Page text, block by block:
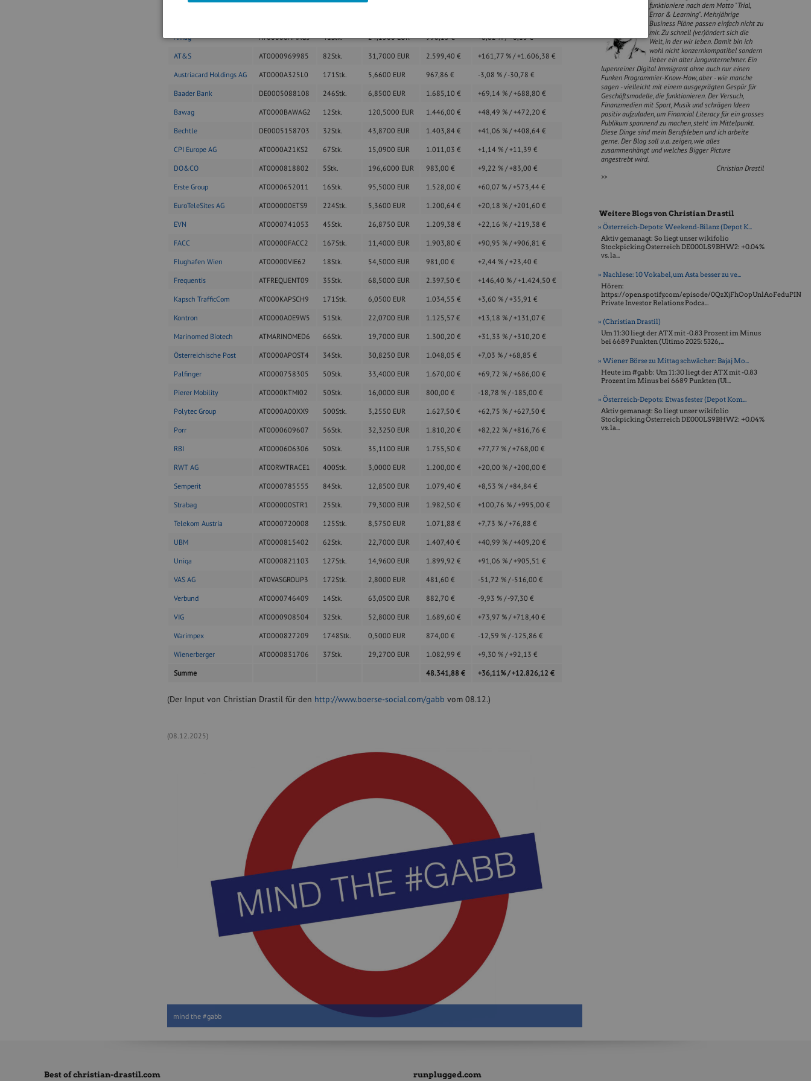
Summe 48.341,88 € +36,11%/+12.826,12 €
Amag AT00000AMAG3 41Stk. 24,1500EUR 990,15€ +0,62%/+6,15€
AT&S AT0000969985 82Stk. 31,7000 EUR 2.599,40 € +161,77 %/+1.606,38 €
Austriacard Holdings AG AT0000A325L0 171 Stk. 5,6600 EUR 967,86 € -3,08 %/-30,78 €
Baader Bank DE0005088108 246Stk. 6,8500 EUR 1.685,10 € +69,14 %/+688,80 €
Bawag AT0000BAWAG2 12Stk. 120,5000 EUR 1.446,00 € +48,49 %/+472,20 €
Bechtle DE0005158703 32Stk. 43,8700 EUR 1.403,84 € +41,06 %/+408,64 €
CPI Europe AG AT0000A21KS2 67Stk. 15,0900 EUR 1.011,03 € +1,14 %/+11,39 €
DO&CO AT0000818802 5Stk. 196,6000 EUR 983,00 € +9,22 %/+83,00 €
Erste Group AT0000652011 16Stk. 95,5000 EUR 1.528,00 € +60,07 %/+573,44 €
EuroTeleSites AG AT000000ETS9 224Stk. 5,3600 EUR 1.200,64 € +20,18 %/+201,60 €
EVN AT0000741053 45Stk. 26,8750 EUR 1.209,38 € +22,16 %/+219,38 €
FACC AT00000FACC2 167Stk. 11,4000 EUR 1.903,80 € +90,95 %/+906,81 €
Flughafen Wien AT00000VIE62 18Stk. 54,5000 EUR 981,00 € +2,44 %/+23,40 €
Frequentis ATFREQUENT09 35Stk. 68,5000 EUR 2.397,50 € +146,40 %/+1.424,50 €
Kapsch TrafficCom AT000KAPSCH9 171 Stk. 6,0500 EUR 1.034,55 € +3,60 %/+35,91 €
Kontron AT0000A0E9W5 51 Stk. 22,0700 EUR 1.125,57 € +13,18 %/+131,07 €
Marinomed Biotech ATMARINOMED6 66Stk. 19,7000 EUR 1.300,20 € +31,33 %/+310,20 €
Österreichische Post AT0000APOST4 34Stk. 30,8250 EUR 1.048,05 € +7,03 %/+68,85 €
Palfinger AT0000758305 50Stk. 33,4000 EUR 1.670,00 € +69,72 %/+686,00 €
Pierer Mobility AT0000KTMI02 50Stk. 16,0000 EUR 800,00 € -18,78 %/-185,00 €
Polytec Group AT0000A00XX9 500Stk. 3,2550 EUR 1.627,50 € +62,75 %/+627,50 €
Porr AT0000609607 56Stk. 32,3250 EUR 1.810,20 € +82,22 %/+816,76 €
RBI AT0000606306 50Stk. 35,1100 EUR 1.755,50 € +77,77 %/+768,00 €
RWT AG AT00RWTRACE1 400Stk. 3,0000 EUR 1.200,00 € +20,00 %/+200,00 €
Semperit AT0000785555 84Stk. 12,8500 EUR 1.079,40 € +8,53 %/+84,84 €
Strabag AT000000STR1 25Stk. 79,3000 EUR 1.982,50 € +100,76 %/+995,00 €
Telekom Austria AT0000720008 125Stk. 8,5750 EUR 1.071,88 € +7,73 %/+76,88 €
UBM AT0000815402 62Stk. 22,7000 EUR 1.407,40 € +40,99 %/+409,20 €
Uniqa AT0000821103 127Stk. 14,9600 EUR 1.899,92 € +91,06 %/+905,51 €
VAS AG AT0VASGROUP3 172Stk. 2,8000 EUR 481,60 € -51,72 %/-516,00 €
Verbund AT0000746409 14Stk. 63,0500 EUR 882,70 € -9,93 %/-97,30 €
VIG AT0000908504 32Stk. 52,8000 EUR 1.689,60 € +73,97 %/+718,40 €
Warimpex AT0000827209 1748Stk. 0,5000 EUR 874,00 € -12,59 %/-125,86 €
Wienerberger AT0000831706 37Stk. 29,2700 EUR 1.082,99 € +9,30 %/+92,13 €
(Der Input von Christian Drastil für den http://www.boerse-social.com/gabb vom 08.12.)
(08.12.2025)
mind the #gabb
funktioniere nach dem Motto "Trial,
Error & Learning". Mehrjährige
Business Pläne passen einfach nicht zu
mir. Zu schnell (ver)ändert sich die
Welt, in der wir leben. Damit bin ich
wohl nicht konzernkompatibel sondern
lieber ein alter Jungunternehmer. Ein
lupenreiner Digital Immigrant ohne auch nur einen
Funken Programmier-Know-How, aber - wie manche
sagen - vielleicht mit einem ausgeprägten Gespür für
Geschäftsmodelle, die funktionieren. Der Versuch,
Finanzmedien mit Sport, Musik und schrägen Ideen
positiv aufzuladen, um Financial Literacy für ein grosses
Publikum spannend zu machen, steht im Mittelpunkt.
Diese Dinge sind mein Berufsleben und ich arbeite
gerne. Der Blog soll u.a. zeigen, wie alles
zusammenhängt und welches Bigger Picture
angestrebt wird.
Christian Drastil
>>
Weitere Blogs von Christian Drastil
» Österreich-Depots: Weekend-Bilanz (Depot K...
Aktiv gemanagt: So liegt unser wikifolio
Stockpicking Öster­reich DE000LS9BHW2: +0.04%
vs. la...
» Nachlese: 10 Vokabel, um Asta besser zu ve...
Hören:
https://open.spotify.com/episode/0QzXjFhOopUnlAoFeduPIN
Private Investor Relations Podca...
» (Christian Drastil)
Um 11:30 liegt der ATX mit -0.83 Prozent im Minus
bei 6689 Punkten (Ultimo 2025: 5326, ...
» Wiener Börse zu Mittag schwächer: Bajaj Mo...
Heute im #gabb: Um 11:30 liegt der ATX mit -0.83
Prozent im Minus bei 6689 Punkten (Ul...
» Österreich-Depots: Etwas fester (Depot Kom...
Aktiv gemanagt: So liegt unser wikifolio
Stockpicking Öster­reich DE000LS9BHW2: +0.04%
vs. la...
Best of christian-drastil.com runplugged.com